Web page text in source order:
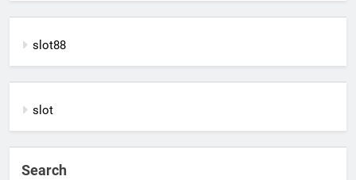
slot88
slot
Search